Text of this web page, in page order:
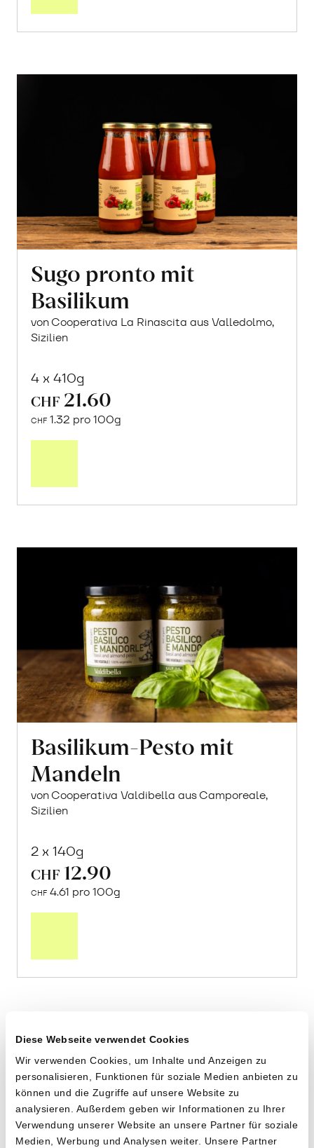
Diese Webseite verwendet Cookies
Wir verwenden Cookies, um Inhalte und Anzeigen zu
personalisieren, Funktionen für soziale Medien anbieten zu
können und die Zugriffe auf unsere Website zu
analysieren. Außerdem geben wir Informationen zu Ihrer
Verwendung unserer Website an unsere Partner für soziale
Medien, Werbung und Analysen weiter. Unsere Partner
Sugo pronto mit
Basilikum
von Cooperativa La Rinascita aus Valledolmo,
Sizilien
4 x 410g
CHF 21.60
CHF 1.32 pro 100g
Basilikum-Pesto mit
Mandeln
von Cooperativa Valdibella aus Camporeale,
Sizilien
2 x 140g
CHF 12.90
CHF 4.61 pro 100g